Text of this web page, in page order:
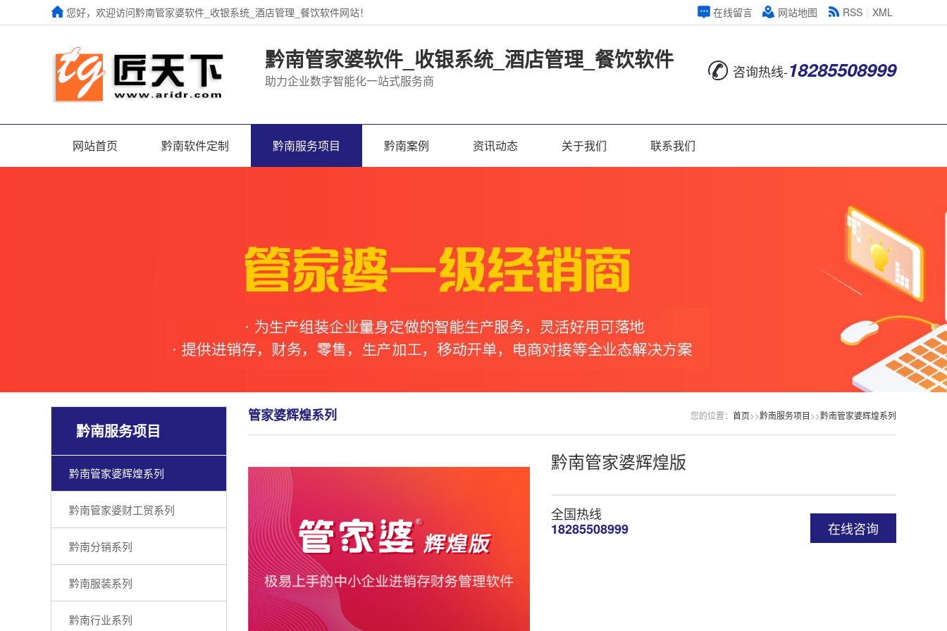
在线留言 网站地图 RSS XML
您好，欢迎访问黔南管家婆软件_收银系统_酒店管理_餐饮软件网站！
黔南管家婆软件_收银系统_酒店管理_餐饮软件
助力企业数字智能化一站式服务商
咨询热线-18285508999
网站首页 黔南软件定制 黔南服务项目 黔南案例 资讯动态 关于我们 联系我们
黔南服务项目
黔南管家婆辉煌系列
黔南管家婆财工贸系列
黔南分销系列
黔南服装系列
黔南行业系列
您的位置： 首页>>黔南服务项目>>黔南管家婆辉煌系列
管家婆辉煌系列
黔南管家婆辉煌版
在线咨询
全国热线
18285508999